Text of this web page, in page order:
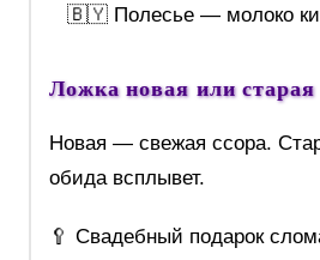
🇧🇾 Полесье — молоко
Ложка новая или старая
Новая — свежая ссора.
обида всплывет.
🥄 Свадебный подарок